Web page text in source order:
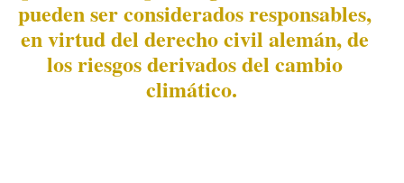
pueden ser considerados responsables,
en virtud del derecho civil alemán, de
los riesgos derivados del cambio
climático.